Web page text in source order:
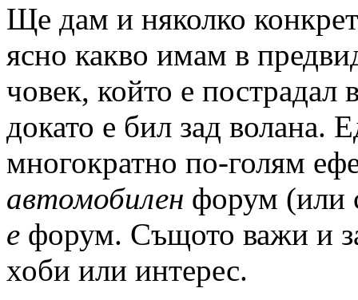
Ще дам и няколко
ясно какво имам в
човек, който е пострадал
докато е бил зад волана.
многократно по-голям
автомобилен форум (или
е форум. Същото важи и
хоби или интерес.